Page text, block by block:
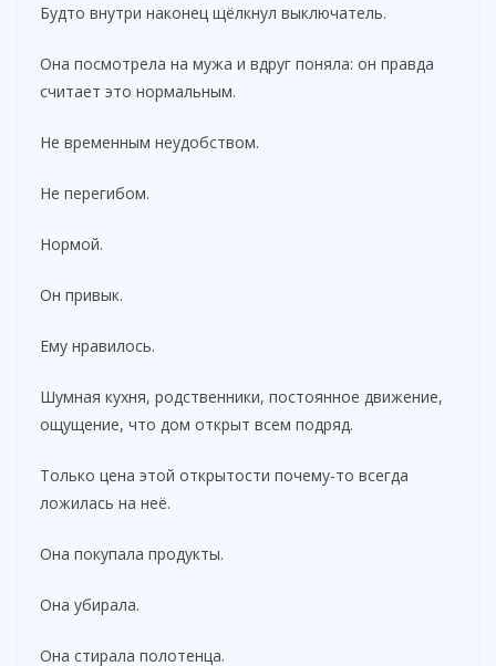
Будто внутри наконец щёлкнул выключатель.
Она посмотрела на мужа и вдруг поняла: он правда
считает это нормальным.
Не временным неудобством.
Не перегибом.
Нормой.
Он привык.
Ему нравилось.
Шумная кухня, родственники, постоянное движение,
ощущение, что дом открыт всем подряд.
Только цена этой открытости почему-то всегда
ложилась на неё.
Она покупала продукты.
Она убирала.
Она стирала полотенца.